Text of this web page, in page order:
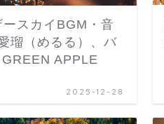
スカイBGM・音
瑠（めるる）、バ
APPLE
2025-12-28